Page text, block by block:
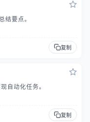
结要点。
复制
自动化任务。
复制